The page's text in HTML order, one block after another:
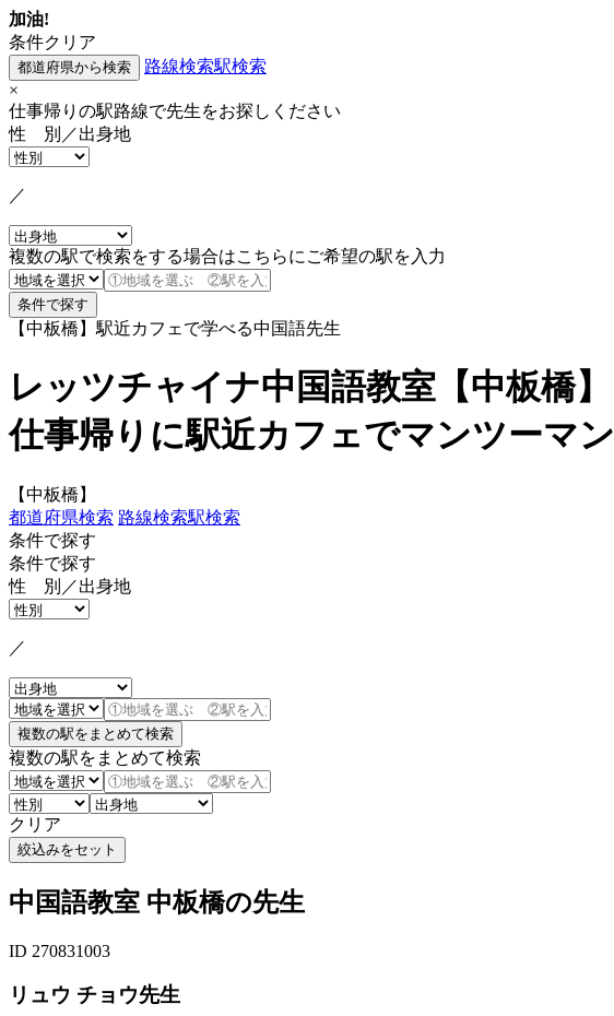
加油!
条件クリア
路線検索駅検索
×
仕事帰りの駅路線で先生をお探しください
性 別／出身地
／
複数の駅で検索をする場合はこちらにご希望の駅を入力
【中板橋】駅近カフェで学べる中国語先生
レッツチャイナ中国語教室【中板橋】
仕事帰りに駅近カフェでマンツーマン
【中板橋】
都道府県検索 路線検索駅検索
条件で探す
条件で探す
性 別／出身地
／
複数の駅をまとめて検索
クリア
中国語教室 中板橋の先生
ID 270831003
リュウ チョウ先生